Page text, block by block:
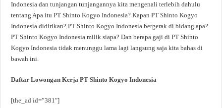
Indonesia dan tunjangan tunjangannya kita mengenali terlebih dahulu
tentang Apa itu PT Shinto Kogyo Indonesia? Kapan PT Shinto Kogyo
Indonesia didirikan? PT Shinto Kogyo Indonesia bergerak di bidang apa?
PT Shinto Kogyo Indonesia milik siapa? Dan berapa gaji di PT Shinto
Kogyo Indonesia tidak menunggu lama lagi langsung saja kita bahas di
bawah ini.
Daftar Lowongan Kerja PT Shinto Kogyo Indonesia
[the_ad id=”381″]